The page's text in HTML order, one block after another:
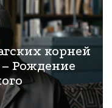
корней
Рождение